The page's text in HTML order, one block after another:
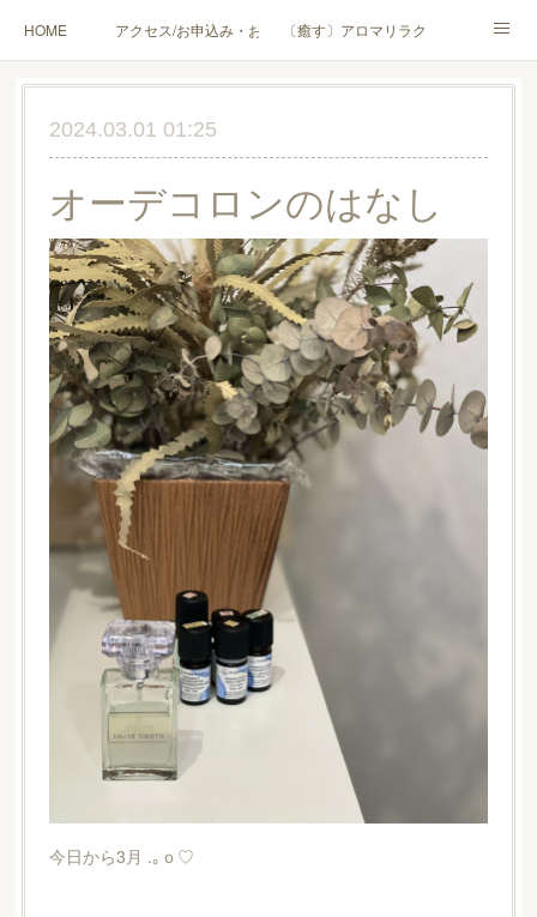
HOME アクセス/お申込み・お問合せ〔癒す〕アロマリラクゼーション
〔学ぶ〕AEAJ資格対応コース〔学ぶ〕トリートメント実技講座／介護アロマ講座
ハンモックよもぎ蒸し® HAMMOCK SAUNA® アカデミー厚木校
ハンモックタイ古式協会® 厚木校出張講座(個人／企業・団体)PROFILE
Instagram コラム YouTube［アロマ・ハーブクラフト］
2024.03.01 01:25
オーデコロンのはなし
今日から3月 .｡ｏ♡